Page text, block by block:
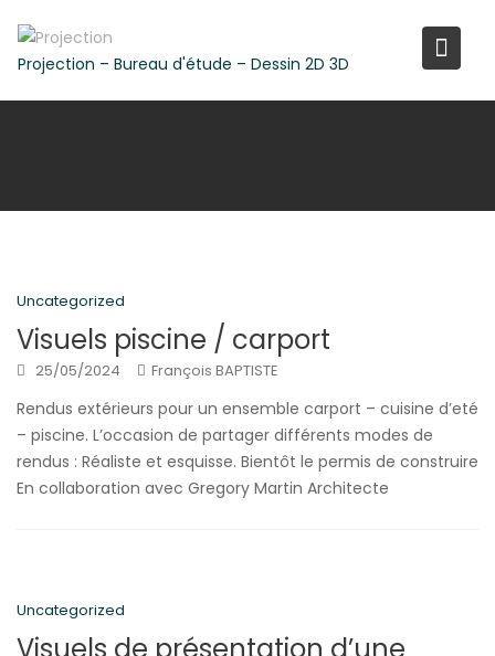
content
Projection – Bureau d'étude – Dessin 2D 3D
Uncategorized
Visuels piscine / carport
25/05/2024 François BAPTISTE
Rendus extérieurs pour un ensemble carport – cuisine d’eté
– piscine. L’occasion de partager différents modes de
rendus : Réaliste et esquisse. Bientôt le permis de construire
En collaboration avec Gregory Martin Architecte
Uncategorized